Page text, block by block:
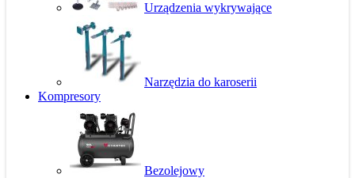
Urządzenia wykrywające
Narzędzia do karoserii
Kompresory
Bezolejowy